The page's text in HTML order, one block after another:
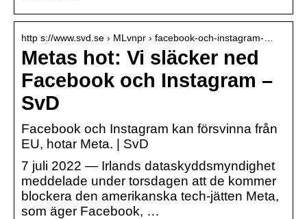
http s://www.svd.se › MLvnpr › facebook-och-instagram-…
Metas hot: Vi släcker ned
Facebook och Instagram –
SvD
Facebook och Instagram kan försvinna från
EU, hotar Meta. | SvD
7 juli 2022 — Irlands dataskyddsmyndighet
meddelade under torsdagen att de kommer
blockera den amerikanska tech-jätten Meta,
som äger Facebook, …